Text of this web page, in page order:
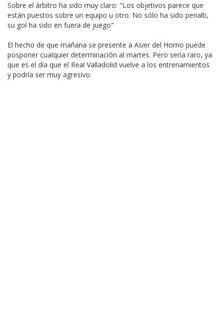
Sobre el árbitro ha sido muy claro: "Los objetivos parece que
están puestos sobre un equipo u otro. No sólo ha sido penalti,
su gol ha sido en fuera de juego"
El hecho de que mañana se presente a Asier del Horno puede
posponer cualquier determinación al martes. Pero sería raro, ya
que es el día que el Real Valladolid vuelve a los entrenamientos
y podría ser muy agresivo.